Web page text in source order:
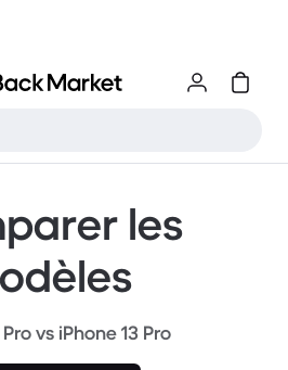
les
vs iPhone 13 Pro